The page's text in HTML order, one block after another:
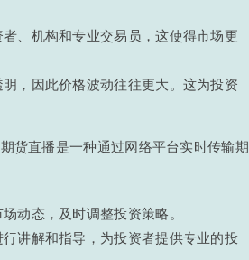
、机构和专业交易员，这使得市场更
，因此价格波动往往更大。这为投资
货直播是一种通过网络平台实时传输期
动态，及时调整投资策略。
讲解和指导，为投资者提供专业的投